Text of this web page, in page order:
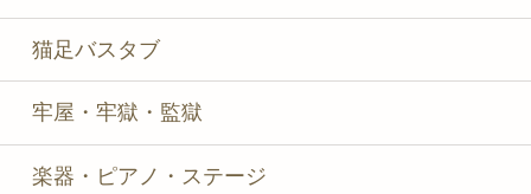
猫足バスタブ
牢屋・牢獄・監獄
楽器・ピアノ・ステージ